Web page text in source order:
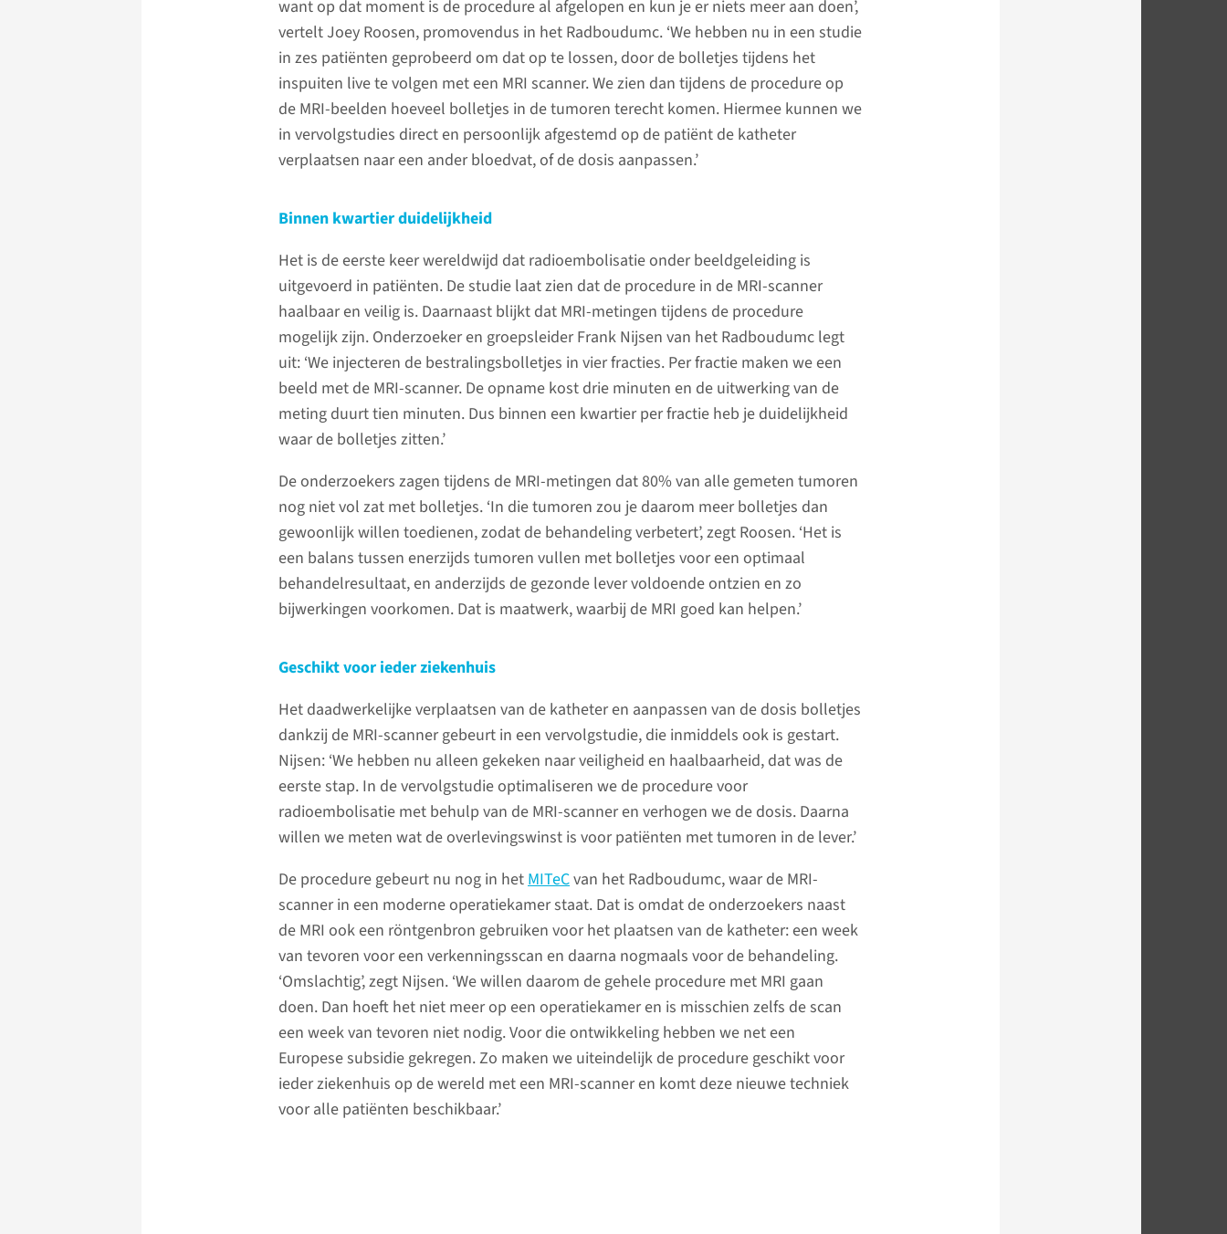
want op dat moment is de procedure al afgelopen en kun je er niets meer aan doen’,
vertelt Joey Roosen, promovendus in het Radboudumc. ‘We hebben nu in een studie
in zes patiënten geprobeerd om dat op te lossen, door de bolletjes tijdens het
inspuiten live te volgen met een MRI scanner. We zien dan tijdens de procedure op
de MRI-beelden hoeveel bolletjes in de tumoren terecht komen. Hiermee kunnen we
in vervolgstudies direct en persoonlijk afgestemd op de patiënt de katheter
verplaatsen naar een ander bloedvat, of de dosis aanpassen.’
Binnen kwartier duidelijkheid
Het is de eerste keer wereldwijd dat radioembolisatie onder beeldgeleiding is
uitgevoerd in patiënten. De studie laat zien dat de procedure in de MRI-scanner
haalbaar en veilig is. Daarnaast blijkt dat MRI-metingen tijdens de procedure
mogelijk zijn. Onderzoeker en groepsleider Frank Nijsen van het Radboudumc legt
uit: ‘We injecteren de bestralingsbolletjes in vier fracties. Per fractie maken we een
beeld met de MRI-scanner. De opname kost drie minuten en de uitwerking van de
meting duurt tien minuten. Dus binnen een kwartier per fractie heb je duidelijkheid
waar de bolletjes zitten.’
De onderzoekers zagen tijdens de MRI-metingen dat 80% van alle gemeten tumoren
nog niet vol zat met bolletjes. ‘In die tumoren zou je daarom meer bolletjes dan
gewoonlijk willen toedienen, zodat de behandeling verbetert’, zegt Roosen. ‘Het is
een balans tussen enerzijds tumoren vullen met bolletjes voor een optimaal
behandelresultaat, en anderzijds de gezonde lever voldoende ontzien en zo
bijwerkingen voorkomen. Dat is maatwerk, waarbij de MRI goed kan helpen.’
Geschikt voor ieder ziekenhuis
Het daadwerkelijke verplaatsen van de katheter en aanpassen van de dosis bolletjes
dankzij de MRI-scanner gebeurt in een vervolgstudie, die inmiddels ook is gestart.
Nijsen: ‘We hebben nu alleen gekeken naar veiligheid en haalbaarheid, dat was de
eerste stap. In de vervolgstudie optimaliseren we de procedure voor
radioembolisatie met behulp van de MRI-scanner en verhogen we de dosis. Daarna
willen we meten wat de overlevingswinst is voor patiënten met tumoren in de lever.’
De procedure gebeurt nu nog in hetMITeCvan het Radboudumc, waar de MRI-
scanner in een moderne operatiekamer staat. Dat is omdat de onderzoekers naast
de MRI ook een röntgenbron gebruiken voor het plaatsen van de katheter: een week
van tevoren voor een verkenningsscan en daarna nogmaals voor de behandeling.
‘Omslachtig’, zegt Nijsen. ‘We willen daarom de gehele procedure met MRI gaan
doen. Dan hoeft het niet meer op een operatiekamer en is misschien zelfs de scan
een week van tevoren niet nodig. Voor die ontwikkeling hebben we net een
Europese subsidie gekregen. Zo maken we uiteindelijk de procedure geschikt voor
ieder ziekenhuis op de wereld met een MRI-scanner en komt deze nieuwe techniek
voor alle patiënten beschikbaar.’